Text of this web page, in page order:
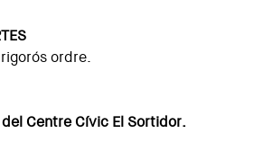
ordre.
Centre Cívic El Sortidor.